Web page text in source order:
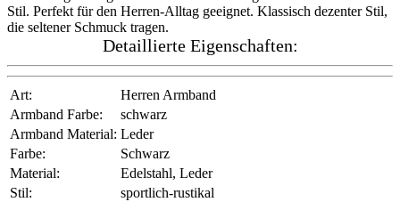
Stil. Perfekt für den Herren-Alltag geeignet. Klassisch dezenter Stil,
die seltener Schmuck tragen.
Detaillierte Eigenschaften:
Art:
Herren Armband
Armband Farbe:
schwarz
Armband Material: Leder
Farbe:
Schwarz
Material:
Edelstahl, Leder
Stil:
sportlich-rustikal